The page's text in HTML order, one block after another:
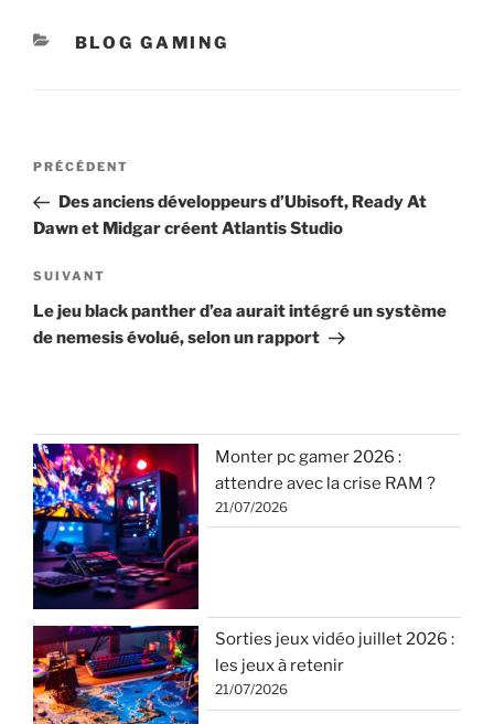
CATÉGORIES
BLOG GAMING
Navigation
l’article
Article
précédent
PRÉCÉDENT
Des anciens développeurs d’Ubisoft, Ready At
Dawn et Midgar créent Atlantis Studio
Article
suivant
SUIVANT
Le jeu black panther d’ea aurait intégré un système
de nemesis évolué, selon un rapport
Monter pc gamer 2026 :
attendre avec la crise RAM ?
21/07/2026
Sorties jeux vidéo juillet 2026 :
les jeux à retenir
21/07/2026